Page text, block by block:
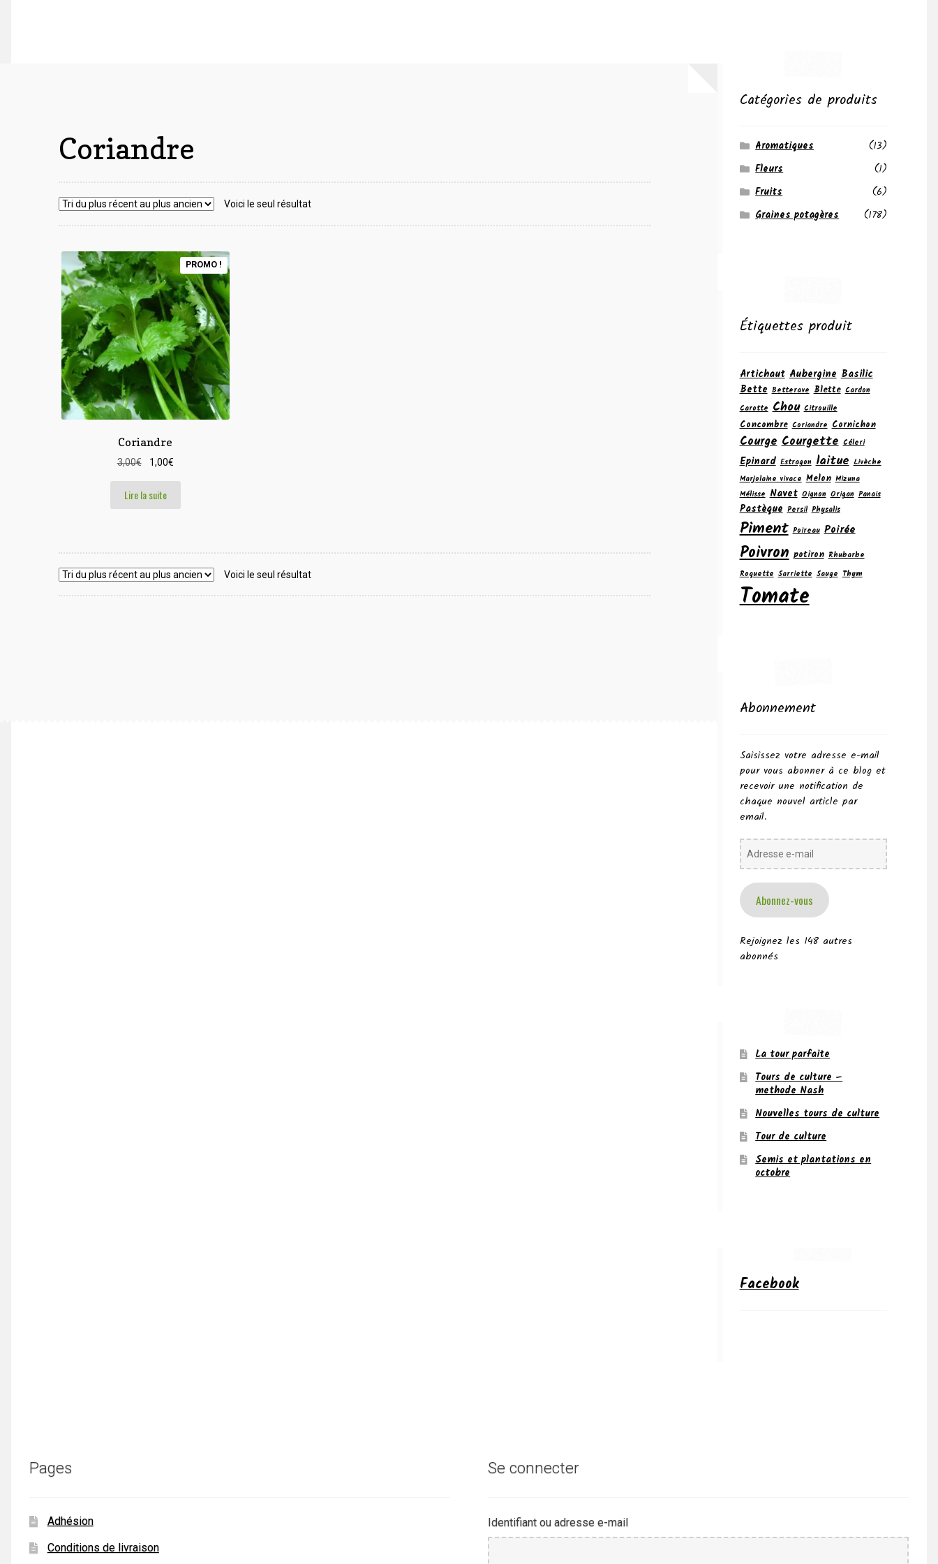
Coriandre
Voici le seul résultat
Coriandre
PROMO !
3,00€
Le
initial
était :
1,00€
est :
Lire la suite
Voici le seul résultat
Catégories de produits
Aromatiques
(13)
Fleurs
(1)
Fruits
(6)
Graines potagères
(178)
Étiquettes produit
Artichaut Aubergine Basilic
Bette Betterave Blette Cardon
Carotte Chou Citrouille
Concombre Coriandre Cornichon
Courge Courgette Céleri
Epinard Estragon laitue Livèche
Marjolaine vivace Melon Mizuna
Mélisse Navet Oignon Origan Panais
Pastèque Persil Physalis
Piment Poireau Poirée
Poivron potiron Rhubarbe
Roquette Sarriette Sauge Thym
Tomate
Abonnement
Saisissez votre adresse e-mail
pour vous abonner à ce blog et
recevoir une notification de
chaque nouvel article par
email.
Adresse
e-
Abonnez-vous
Rejoignez les 148 autres
abonnés
La tour parfaite
Tours de culture –
methode Nash
Nouvelles tours de culture
Tour de culture
Semis et plantations en
octobre
Facebook
Pages
Adhésion
Conditions de livraison
Se connecter
Identifiant ou adresse e-mail